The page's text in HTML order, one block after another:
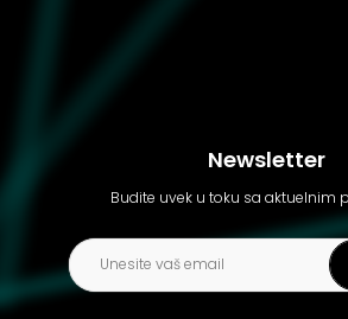
Newsletter
Budite uvek u toku sa aktuelnim